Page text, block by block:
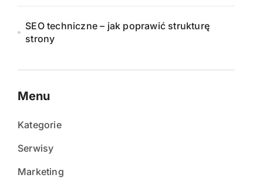
SEO techniczne – jak poprawić strukturę
strony
Menu
Kategorie
Serwisy
Marketing